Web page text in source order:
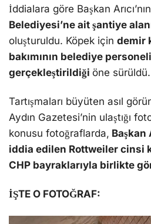
İddialara göre Başkan Arıcı’nın
Belediyesi’ne ait şantiye
oluşturuldu. Köpek için demir
bakımının belediye
gerçekleştirildiği öne sürüldü.
Tartışmaları büyüten asıl
Aydın Gazetesi’nin ulaştığı
konusu fotoğraflarda, Başkan
iddia edilen Rottweiler cinsi
CHP bayraklarıyla birlikte
İŞTE O FOTOĞRAF: